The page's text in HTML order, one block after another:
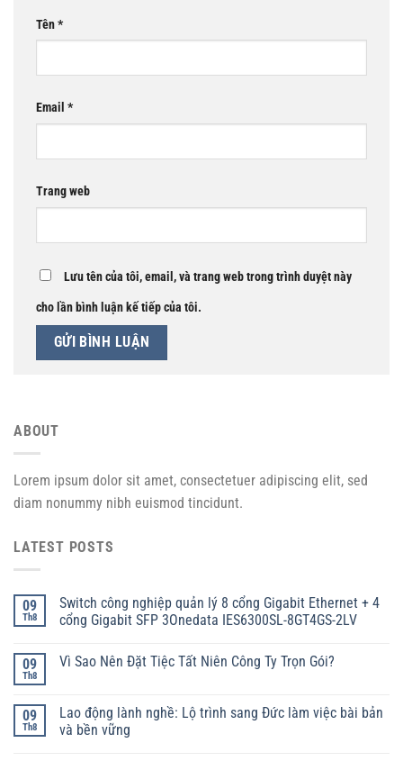
Tên*
Email *
Trang web
Lưu tên của tôi, email, và trang web trong trình duyệt này
cho lần bình luận kế tiếp của tôi.
ABOUT
Lorem ipsum dolor sit amet, consectetuer adipiscing elit, sed
diam nonummy nibh euismod tincidunt.
LATEST POSTS
09
Th8
Switch công nghiệp quản lý 8 cổng Gigabit Ethernet + 4
cổng Gigabit SFP 3Onedata IES6300SL-8GT4GS-2LV
09
Th8
Vì Sao Nên Đặt Tiệc Tất Niên Công Ty Trọn Gói?
09
Th8
Lao động lành nghề: Lộ trình sang Đức làm việc bài bản
và bền vững